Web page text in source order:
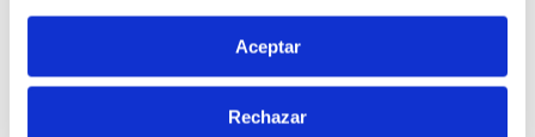
Aceptar
Rechazar